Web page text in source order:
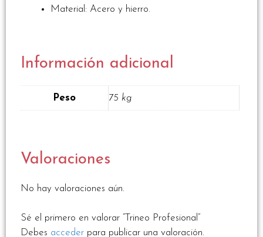
Material: Acero y hierro.
Información adicional
Peso 75 kg
Valoraciones
No hay valoraciones aún.
Sé el primero en valorar “Trineo Profesional”
Debes acceder para publicar una valoración.